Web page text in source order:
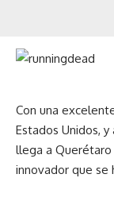
Con una
Estados Unidos,
llega a
innovador que se